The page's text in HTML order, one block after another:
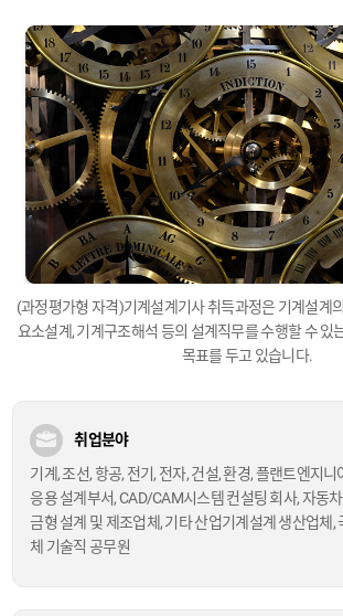
(과정평가형 자격)기계설계기사 취득과정은 기계설계
요소설계, 기계구조해석 등의 설계직무를 수행할 수 있
목표를 두고 있습니다.
취업분야
기계, 조선, 항공, 전기, 전자, 건설, 환경, 플랜트엔지
응용 설계부서,CAD/CAM시스템 컨설팅 회사, 자동
금형 설계 및 제조업체, 기타산업기계설계 생산업체,
체 기술직 공무원